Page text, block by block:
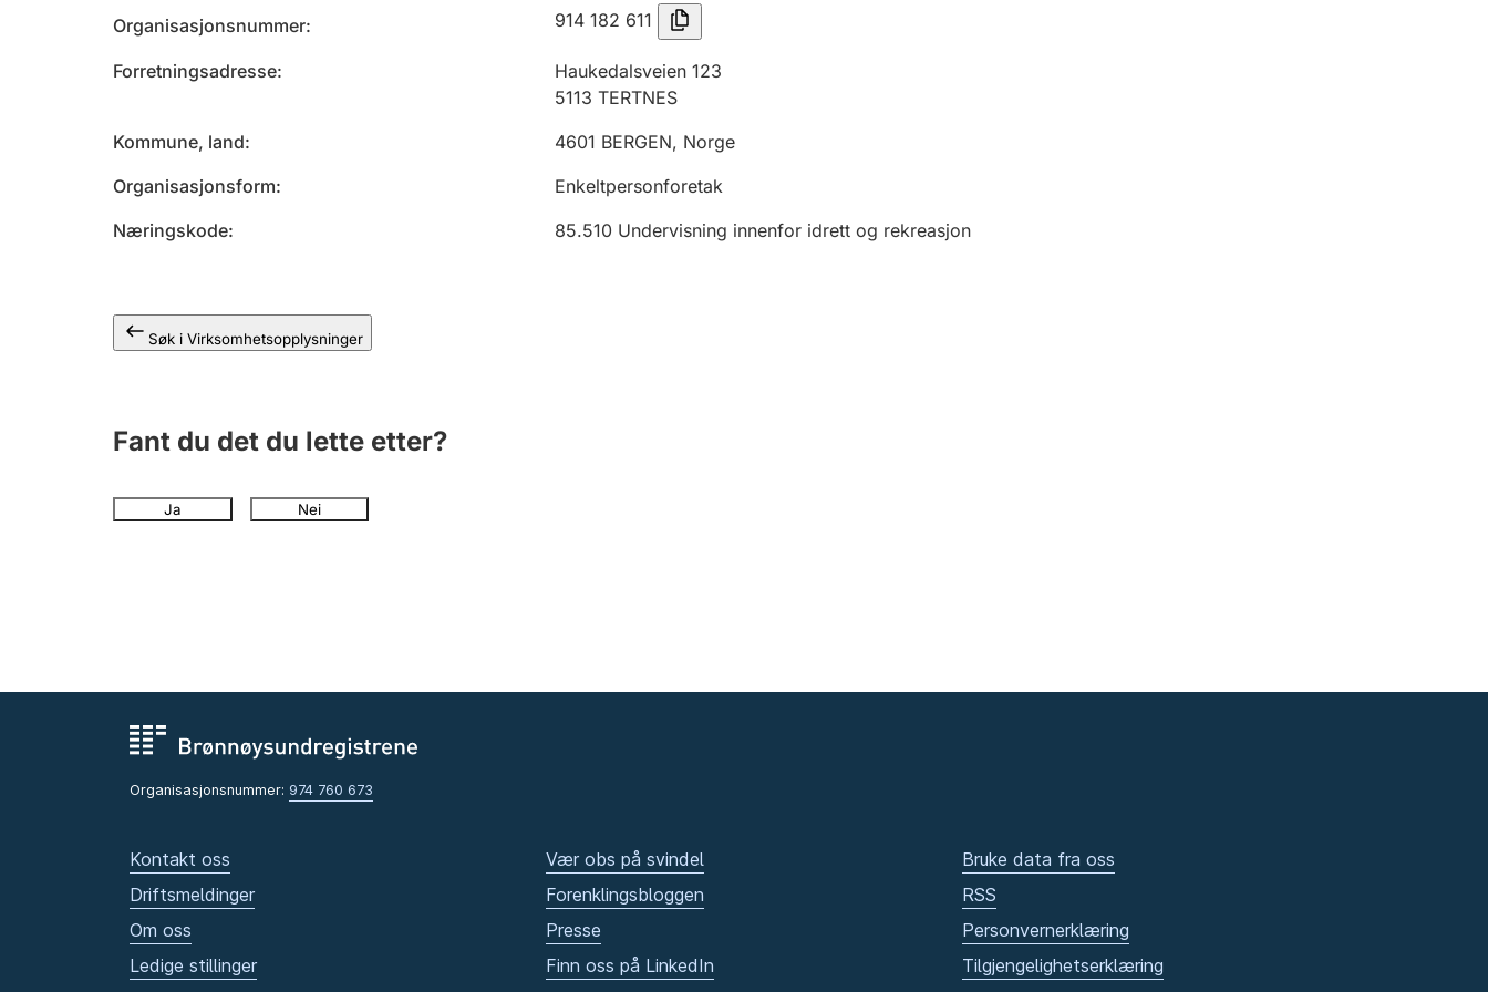
Organisasjonsnummer 914 182 611
Forretningsadresse
Haukedalsveien 123
5113 TERTNES
Kommune, land
4601 BERGEN, Norge
Organisasjonsform
Enkeltpersonforetak
Næringskode
85.510 Undervisning innenfor idrett og rekreasjon
Søk i Virksomhetsopplysninger
Fant du det du lette etter?
Ja Nei
Organisasjonsnummer: 974 760 673
Kontakt oss
Driftsmeldinger
Om oss
Ledige stillinger
Vær obs på svindel
Forenklingsbloggen
Presse
Finn oss på LinkedIn
Bruke data fra oss
RSS
Personvernerklæring
Tilgjengelighetserklæring